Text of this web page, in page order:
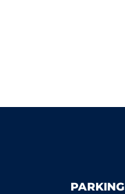
PARKING